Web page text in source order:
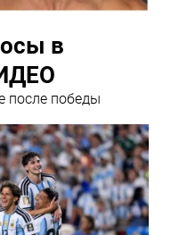
в
после победы